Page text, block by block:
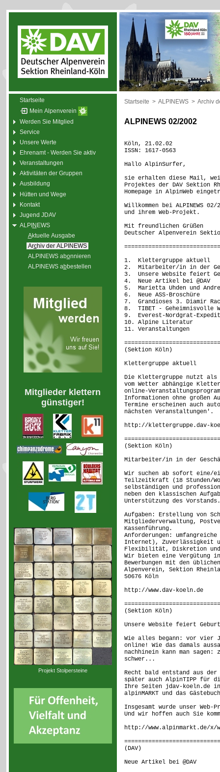
Startseite
Mein Alpenverein
Werden Sie Mitglied
Service
Unsere Werte
Ehrenamt - Werden Sie aktiv
Veranstaltungen
Aktivitäten der Gruppen
Ausbildung
Hütten und Wege
Kontakt
Jugend JDAV
ALPINEWS
Aktuelle Ausgabe
Archiv der ALPINEWS
ALPINEWS abonnieren
ALPINEWS abbestellen
Mitglieder klettern
günstiger!
Projekt Stolpersteine
Startseite > ALPINEWS > Archiv
ALPINEWS 02/2002
Köln, 21.02.02
ISSN: 1617-0563
Hallo AlpinSurfer,
sie erhalten diese Mail,
Projektes der DAV Sektion
Homepage in AlpinWeb
Willkommen bei ALPINEWS
und ihrem Web-Projekt.
Mit freundlichen Grüßen
Deutscher Alpenverein
1. Klettergruppe aktuell
2. Mitarbeiter/in in der
3. Unsere Website feiert
4. Neue Artikel bei @DAV
5. Marietta Uhden und
6. Neue ASS-Broschüre
7. Grandioses 3. Diamir
8. TIBET - Geheimnisvolle
9. Everest-Nordgrat-
10. Alpine Literatur
11. Veranstaltungen
(Sektion
Klettergruppe aktuell
Die Klettergruppe nutzt
vom Wetter abhängige
online-
Informationen ohne großen
Termine erscheinen auch
nächsten Veranstaltungen'.
http://klettergruppe.dav-
(Sektion
Mitarbeiter/in in der
Wir suchen ab sofort eine/
Teilzeitkraft (18 Stunden/
selbständigen und
neben den klassischen
Unterstützung des Vorstands.
Aufgaben: Erstellung von
Mitgliederverwaltung,
Kassenführung.
Anforderungen:
Internet), Zuverlässigkeit
Flexibilität, Diskretion
Wir bieten eine Vergütung in
Bewerbungen mit den
Alpenverein, Sektion
50676 Köln
http://www.dav-koeln.de
(Sektion
Unsere Website feiert
Wie alles begann: vor vier
online! Wie das damals
nachhinein kann man
schwer...
Recht bald entstand aus der
später auch AlpinTIPP für
Ihre Seiten jdav-koeln.de in
alpinMARKT und das
Insgesamt wurde unser
Und wir hoffen auch Sie
http://www.alpinmarkt.de/x/
(DAV) [
Neue Artikel bei @DAV